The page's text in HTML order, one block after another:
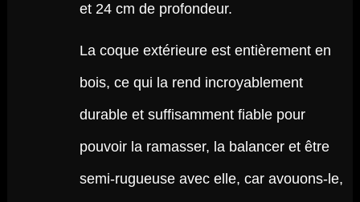
et 24 cm de profondeur.
La coque extérieure est entièrement en
bois, ce qui la rend incroyablement
durable et suffisamment fiable pour
pouvoir la ramasser, la balancer et être
semi-rugueuse avec elle, car avouons-le,